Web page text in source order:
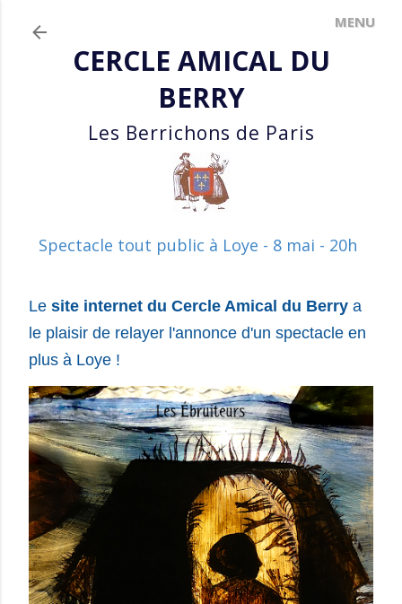
CERCLE AMICAL DU
BERRY
Les Berrichons de Paris
Spectacle tout public à Loye - 8 mai - 20h
Le site internet du Cercle Amical du Berry a
le plaisir de relayer l'annonce d'un spectacle en
plus à Loye !